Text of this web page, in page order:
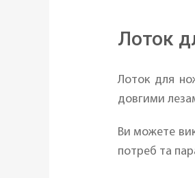
Лоток
Лоток для
довгими
Ви можете
потреб та